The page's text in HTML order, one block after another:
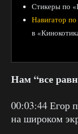
Стикеры по
Навигатор
в
Нам “все
00:03:44 Егор
на широком